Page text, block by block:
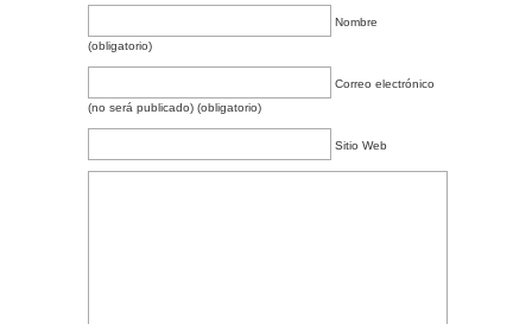
Nombre
(obligatorio)
Correo electrónico
(no será publicado) (obligatorio)
Sitio Web